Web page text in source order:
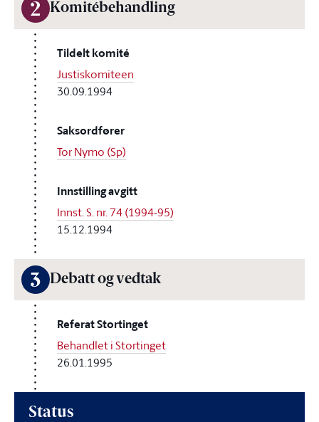
2 Komitébehandling
Tildelt komité
Justiskomiteen
30.09.1994
Saksordfører
Tor Nymo (Sp)
Innstilling avgitt
Innst. S. nr. 74 (1994-95)
15.12.1994
3 Debatt og vedtak
Referat Stortinget
Behandlet i Stortinget
26.01.1995
Status